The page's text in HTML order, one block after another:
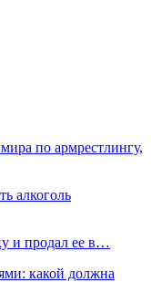
по армрестлингу,
алкоголь
и продал ее в…
какой должна